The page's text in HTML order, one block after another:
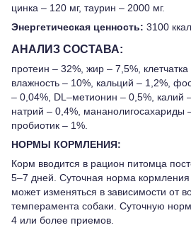
цинка – 120 мг, таурин – 2000 мг.
Энергетическая ценность: 3100
АНАЛИЗ СОСТАВА:
протеин – 32%, жир – 7,5%,
влажность – 10%, кальций – 1,2%,
– 0,04%, DL–метионин – 0,5%, калий
натрий – 0,4%, мананолигосахариды
пробиотик – 1%.
НОРМЫ КОРМЛЕНИЯ:
Корм вводится в рацион питомца
5–7 дней. Суточная норма
может изменяться в зависимости от
темперамента собаки. Суточную
4 или более приемов.